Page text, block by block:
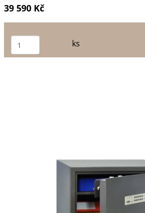
39 590 Kč
ks